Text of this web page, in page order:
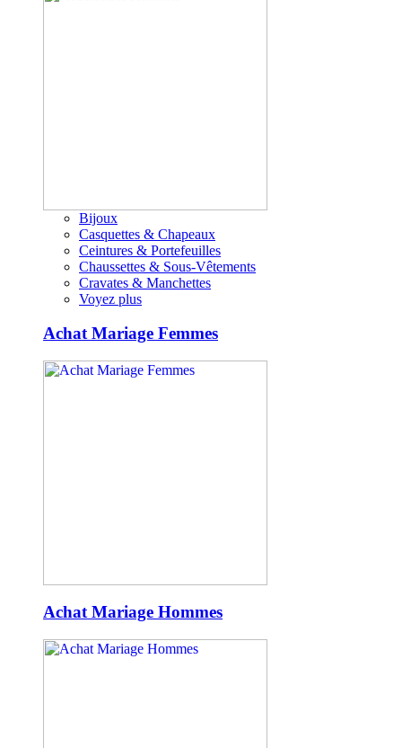
Bijoux
Casquettes & Chapeaux
Ceintures & Portefeuilles
Chaussettes & Sous-Vêtements
Cravates & Manchettes
Voyez plus
Achat Mariage Femmes
Achat Mariage Hommes